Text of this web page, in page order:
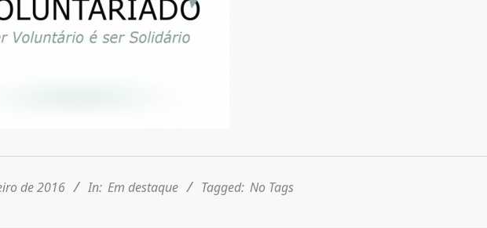
de 2016 In: Em destaque Tagged: No Tags